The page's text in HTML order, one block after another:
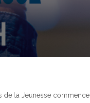
de la Jeunesse